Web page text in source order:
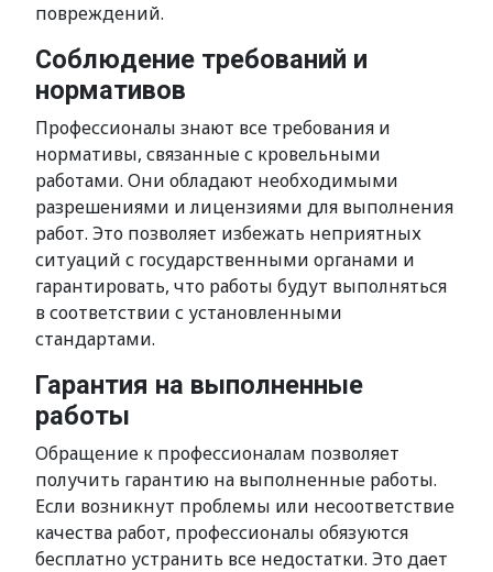
повреждений.
Соблюдение требований и
нормативов
Профессионалы знают все требования и
нормативы, связанные с кровельными
работами. Они обладают необходимыми
разрешениями и лицензиями для выполнения
работ. Это позволяет избежать неприятных
ситуаций с государственными органами и
гарантировать, что работы будут выполняться
в соответствии с установленными
стандартами.
Гарантия на выполненные
работы
Обращение к профессионалам позволяет
получить гарантию на выполненные работы.
Если возникнут проблемы или несоответствие
качества работ, профессионалы обязуются
бесплатно устранить все недостатки. Это дает